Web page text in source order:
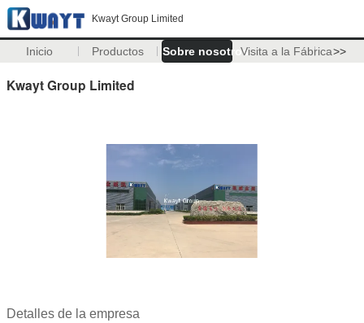
Kwayt Group Limited
Inicio Productos Sobre nosotrosVisita a la Fábrica>>
Kwayt Group Limited
Detalles de la empresa